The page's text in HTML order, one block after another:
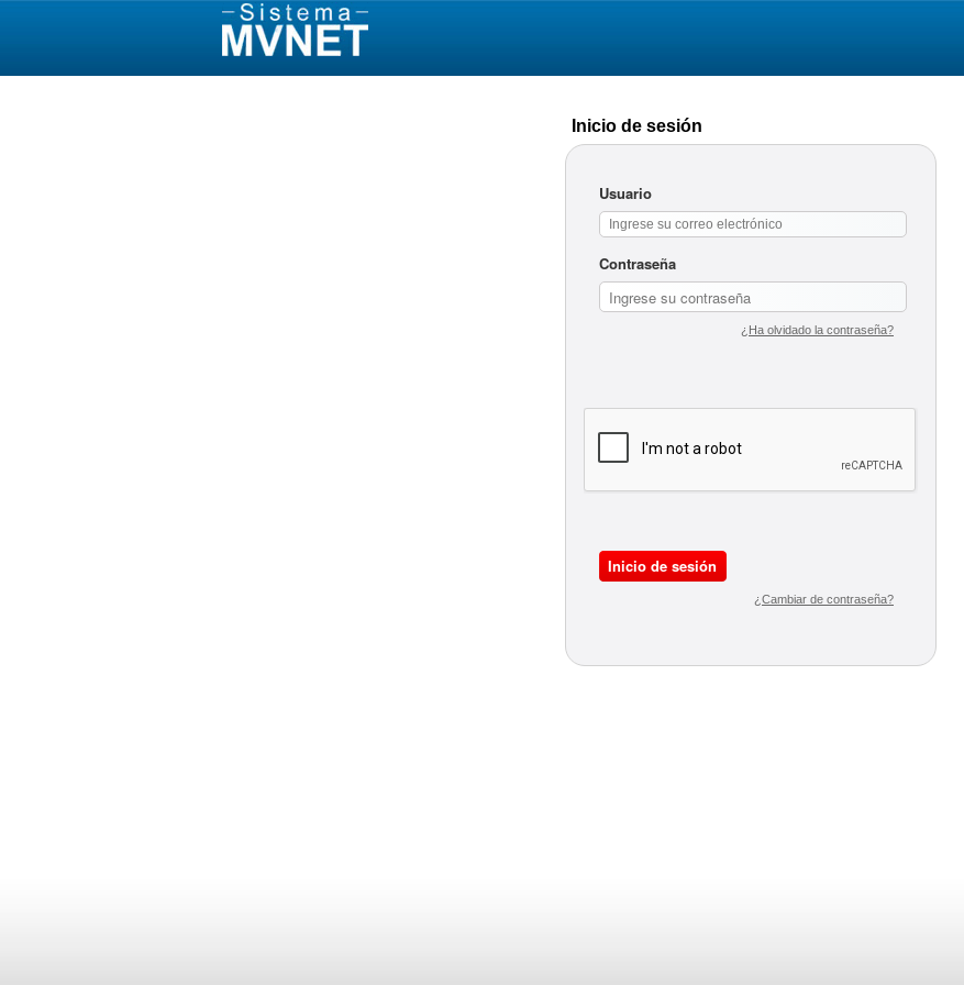
Inicio de sesión
Usuario
Contraseña
¿Ha olvidado la contraseña?
Inicio de sesión Inicio
de
sesión¿Cambiar de contraseña?